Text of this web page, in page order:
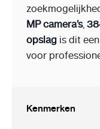
MP camera’s,
opslag is dit
voor
Kenmerken